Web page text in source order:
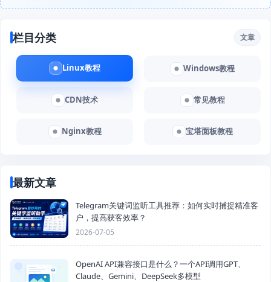
栏目分类 文章
Linux教程 Windows教程
CDN技术 常见教程
Nginx教程 宝塔面板教程
最新文章
Telegram关键词监听工具推荐：如何实时捕捉精准客
户，提高获客效率？
2026-07-05
OpenAI API兼容接口是什么？一个API调用GPT、
Claude、Gemini、DeepSeek多模型